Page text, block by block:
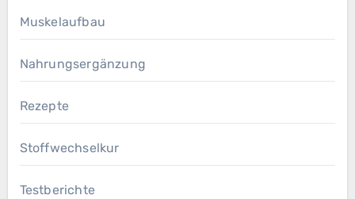
Muskelaufbau
Nahrungsergänzung
Rezepte
Stoffwechselkur
Testberichte